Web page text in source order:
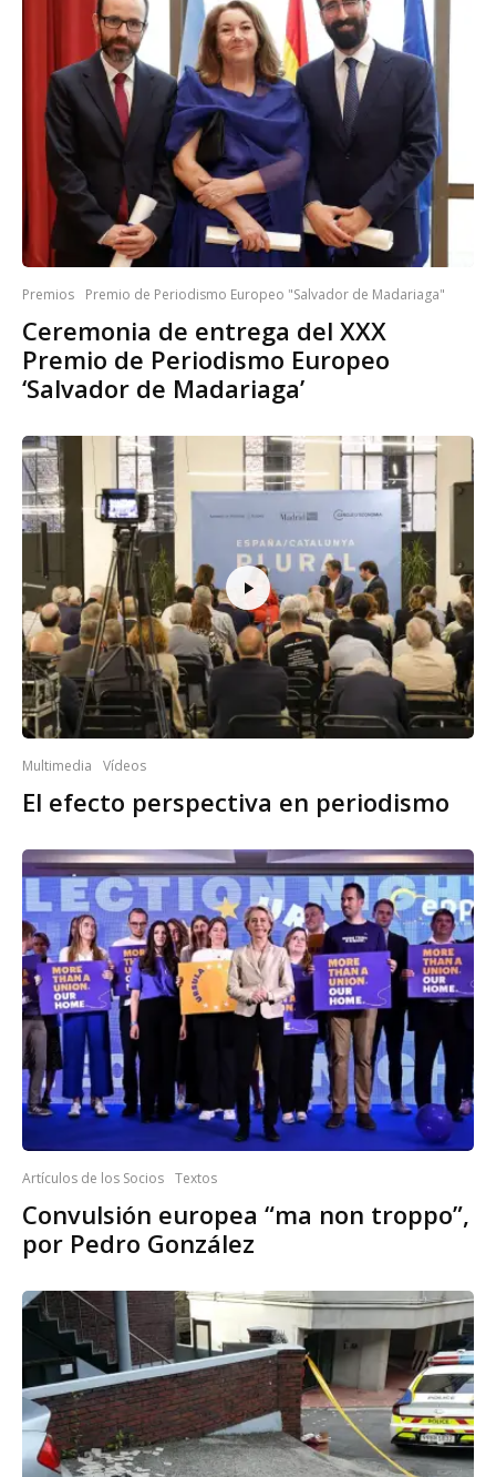
Premios Premio de Periodismo Europeo "Salvador de Madariaga"
Ceremonia de entrega del XXX
Premio de Periodismo Europeo
‘Salvador de Madariaga’
Multimedia Vídeos
El efecto perspectiva en periodismo
Artículos de los Socios Textos
Convulsión europea “ma non troppo”,
por Pedro González